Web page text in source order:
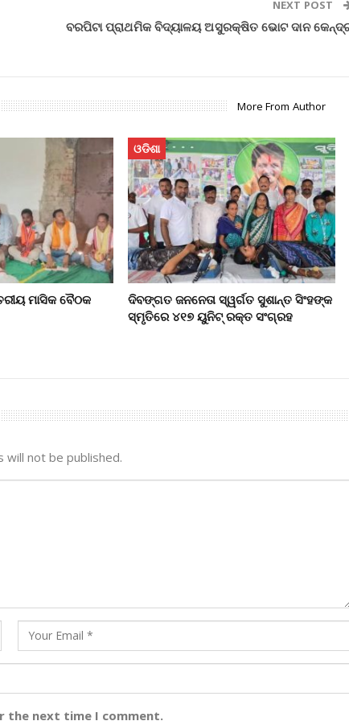
NEXT POST
ବରପିଟା ପ୍ରାଥମିକ ବିଦ୍ୟାଳୟ ଅସୁରକ୍ଷିତ ଭୋଟ ଦାନ
More From Author
ମାସିକ ବୈଠକ
ଓଡିଶା
ଦିବଙ୍ଗତ ଜନନେତା ସ୍ୱର୍ଗତ ସୁଶାନ୍ତ ସିଂହଙ୍କ
ସ୍ମୃତିରେ ୪୧୭ ୟୁନିଟ୍ ରକ୍ତ ସଂଗ୍ରହ
will not be published.
the next time I comment.